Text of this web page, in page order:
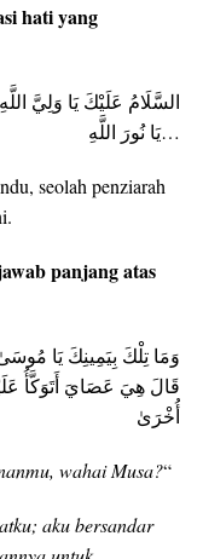
hati yang
السَّلَامُ عَلَيْكَ يَا وَلِيَّ
يَا نُورَ اللَّهِ…
seolah penziarah
panjang atas
وَمَا تِلْكَ بِيَمِينِكَ يَا
قَالَ هِيَ عَصَايَ أَتَوَكَّأُ
أُخْرَىٰ
wahai Musa?“
aku bersandar